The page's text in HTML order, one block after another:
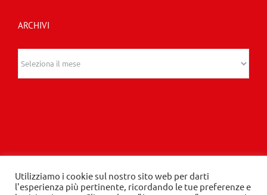
ARCHIVI
© 2020 Edizioni Turbo by Tespi Mediagroup -
Direttore: Angelo Frigerio -Privacy Policy-Cookie
Utilizziamo i cookie sul nostro sito web per darti
l'esperienza più pertinente, ricordando le tue preferenze e